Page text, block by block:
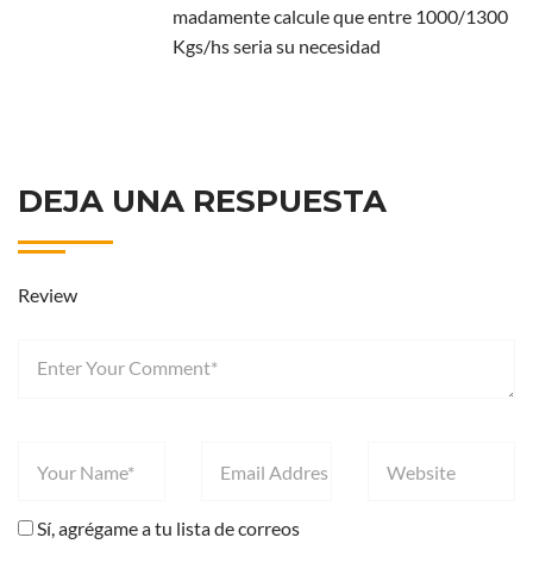
madamente calcule que entre 1000/1300
Kgs/hs seria su necesidad
DEJA UNA RESPUESTA
Review
Sí, agrégame a tu lista de correos